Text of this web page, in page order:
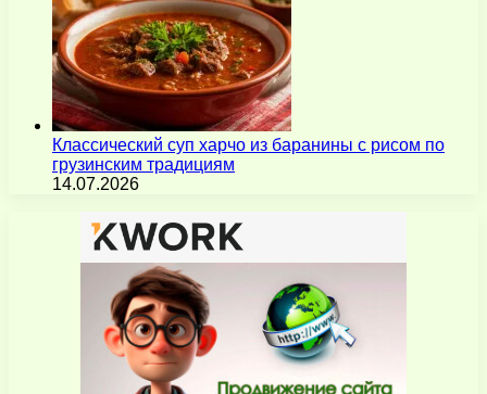
Классический суп харчо из баранины с рисом по
грузинским традициям
14.07.2026